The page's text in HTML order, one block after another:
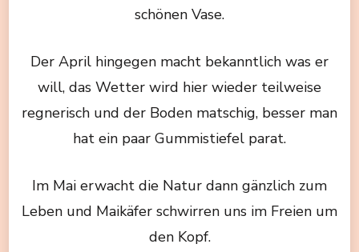
schönen Vase.
Der April hingegen macht bekanntlich was er
will, das Wetter wird hier wieder teilweise
regnerisch und der Boden matschig, besser man
hat ein paar Gummistiefel parat.
Im Mai erwacht die Natur dann gänzlich zum
Leben und Maikäfer schwirren uns im Freien um
den Kopf.